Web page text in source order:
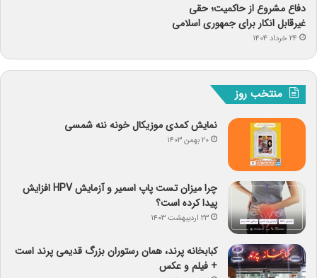
دفاع مشروع از حاکمیت؛ حقی
غیرقابل انکار برای جمهوری اسلامی
۲۴ خرداد ۱۴۰۴
منتخب روز
نمایش کمدی موزیکال خونه ننه شمسی
۲۰ بهمن ۱۴۰۳
چرا میزان تست پاپ اسمیر و آزمایش HPV افزایش
پیدا کرده است؟
۲۳ اردیبهشت ۱۴۰۳
کبابخانه پرند، همان رستوران بزرگ قدیمی پرند است
+ فیلم و عکس